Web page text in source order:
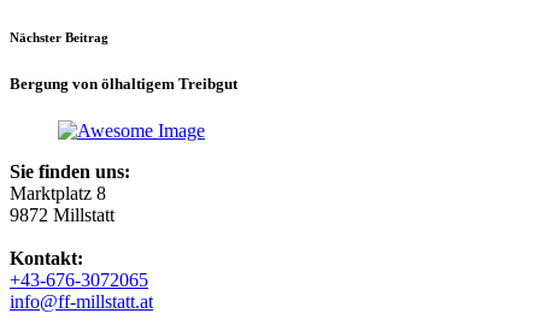
Nächster Beitrag
Bergung von ölhaltigem Treibgut
Sie finden uns:
Marktplatz 8
9872 Millstatt
Kontakt:
+43-676-3072065
info@ff-millstatt.at